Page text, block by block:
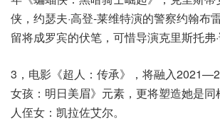
侠，约瑟夫·高登-莱维特演的警察约翰布
留将成罗宾的伏笔，可惜导演克里斯托弗·
3，电影《超人：传承》，将融入
女孩：明日美眉》元素，更将塑造她是同
人侄女：凯拉佐艾尔。